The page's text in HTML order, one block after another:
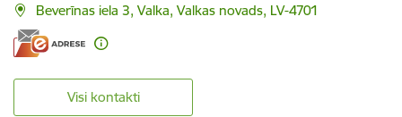
Beverīnas iela 3, Valka, Valkas novads, LV-4701
Visi kontakti